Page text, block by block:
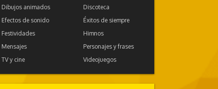
Dibujos animados
Discoteca
Efectos de sonido
Éxitos de siempre
Festividades
Himnos
Mensajes
Personajes y frases
TV y cine
Videojuegos